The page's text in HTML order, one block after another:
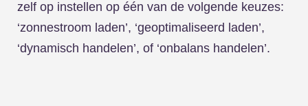
zelf op instellen op één van de volgende keuzes:
‘zonnestroom laden’, ‘geoptimaliseerd laden’,
‘dynamisch handelen’, of ‘onbalans handelen’.